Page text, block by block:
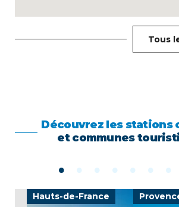
Tous
Découvrez les stations
et communes
Hauts-de-France